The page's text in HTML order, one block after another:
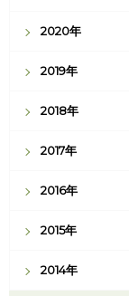
2020年
2019年
2018年
2017年
2016年
2015年
2014年